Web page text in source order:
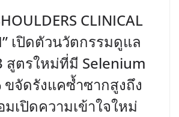
CLINICAL
เปิดตัวนวัตกรรมดูแล
สูตรใหม่ที่มี Selenium
ขจัดรังแคซ้ำซากสูงถึง
เปิดความเข้าใจใหม่